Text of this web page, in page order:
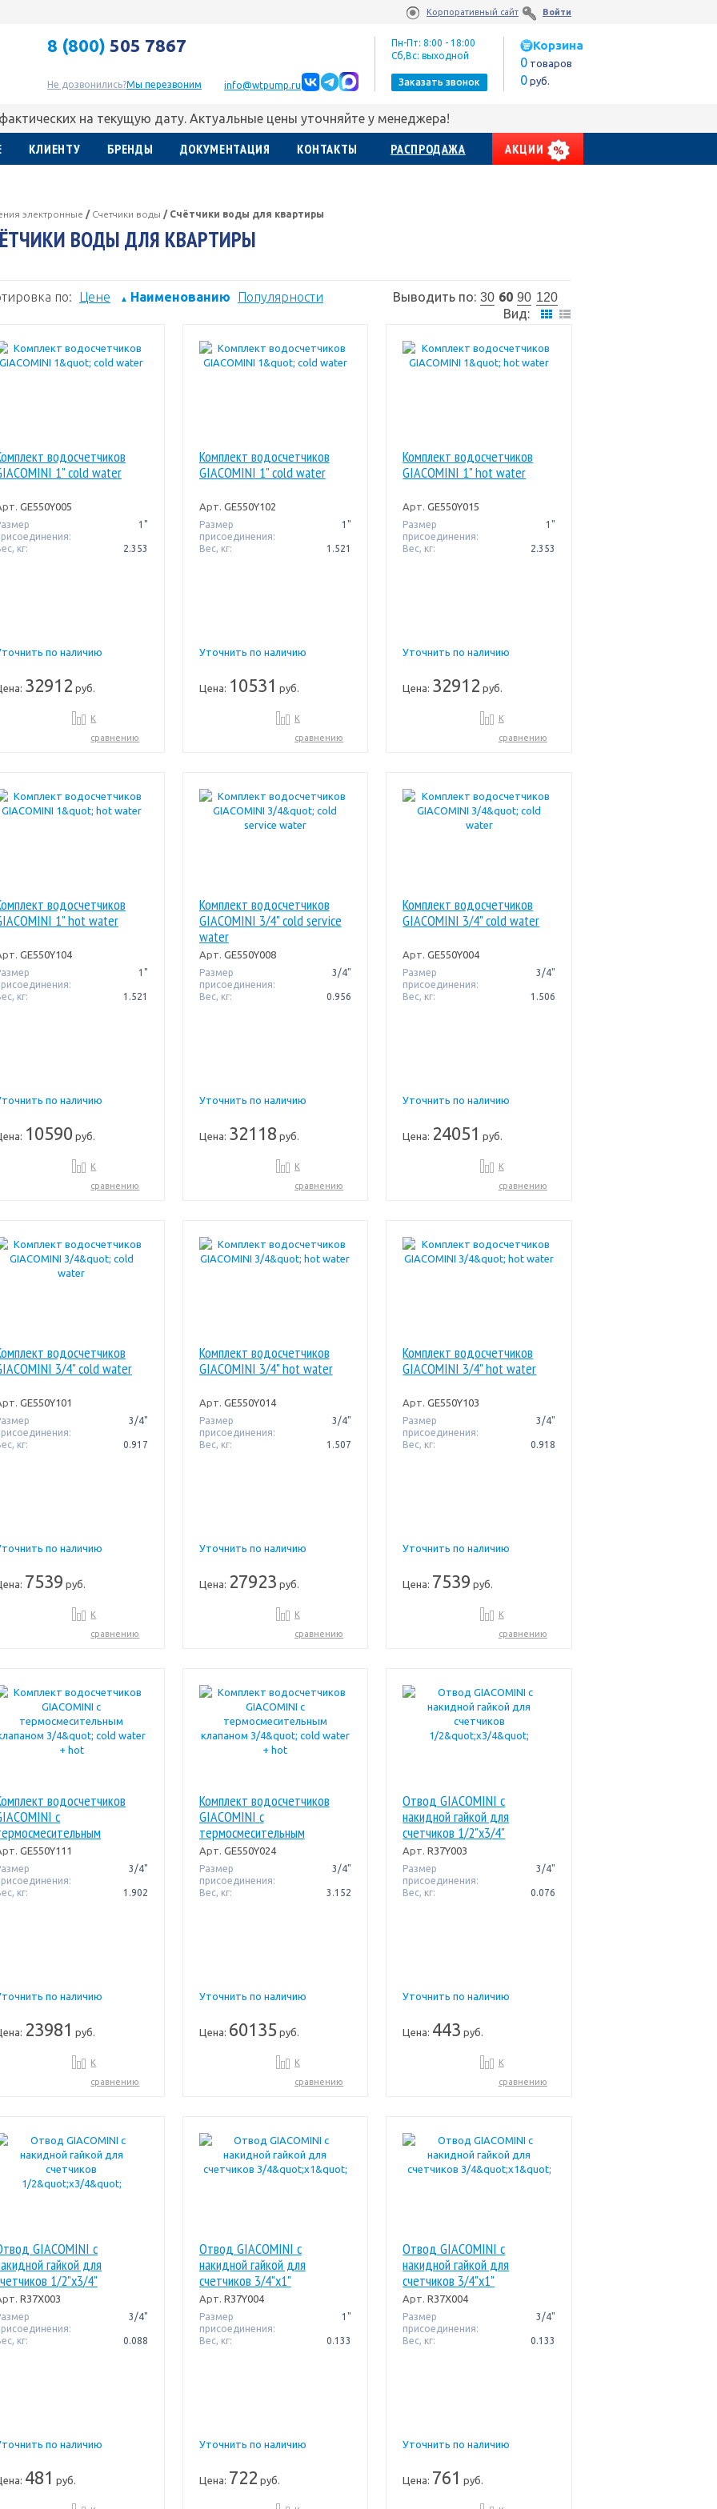
Корпоративный сайт Войти
8 (800) 505 7867
Не дозвонились?Мы перезвоним info@wtpump.ru
Пн-Пт: 8:00 - 18:00
Сб,Вс: выходной
Заказать звонок
Корзина
0 товаров
0 руб.
на текущую дату. Актуальные цены уточняйте у менеджера!
КЛИЕНТУ БРЕНДЫ ДОКУМЕНТАЦИЯ КОНТАКТЫ РАСПРОДАЖА АКЦИИ
электронные / Счетчики воды / Счётчики воды для квартиры
ВОДЫ ДЛЯ КВАРТИРЫ
по: Цене ▲ Наименованию Популярности Выводить по: 30 60 90 120
Вид:
водосчетчиков
1" cold water
GE550Y005
1"
кг: 2.353
по наличию
32912 руб.
К
сравнению
Комплект водосчетчиков
GIACOMINI 1" cold water
Арт. GE550Y102
Размер
присоединения:
1"
Вес, кг: 1.521
Уточнить по наличию
Цена: 10531 руб.
К
сравнению
Комплект водосчетчиков
GIACOMINI 1" hot water
Арт. GE550Y015
Размер
присоединения:
1"
Вес, кг: 2.353
Уточнить по наличию
Цена: 32912 руб.
К
сравнению
водосчетчиков
1" hot water
GE550Y104
1"
кг: 1.521
по наличию
10590 руб.
К
сравнению
Комплект водосчетчиков
GIACOMINI 3/4" cold service
water
Арт. GE550Y008
Размер
присоединения:
3/4"
Вес, кг: 0.956
Уточнить по наличию
Цена: 32118 руб.
К
сравнению
Комплект водосчетчиков
GIACOMINI 3/4" cold water
Арт. GE550Y004
Размер
присоединения:
3/4"
Вес, кг: 1.506
Уточнить по наличию
Цена: 24051 руб.
К
сравнению
водосчетчиков
3/4" cold water
GE550Y101
3/4"
кг: 0.917
по наличию
7539 руб.
К
сравнению
Комплект водосчетчиков
GIACOMINI 3/4" hot water
Арт. GE550Y014
Размер
присоединения:
3/4"
Вес, кг: 1.507
Уточнить по наличию
Цена: 27923 руб.
К
сравнению
Комплект водосчетчиков
GIACOMINI 3/4" hot water
Арт. GE550Y103
Размер
присоединения:
3/4"
Вес, кг: 0.918
Уточнить по наличию
Цена: 7539 руб.
К
сравнению
водосчетчиков
с
3/4" cold water +
GE550Y111
3/4"
кг: 1.902
по наличию
23981 руб.
К
сравнению
Комплект водосчетчиков
GIACOMINI с
термосмесительным
клапаном 3/4" cold water +
hot
Арт. GE550Y024
Размер
присоединения:
3/4"
Вес, кг: 3.152
Уточнить по наличию
Цена: 60135 руб.
К
сравнению
Отвод GIACOMINI с
накидной гайкой для
счетчиков 1/2"x3/4"
Арт. R37Y003
Размер
присоединения:
3/4"
Вес, кг: 0.076
Уточнить по наличию
Цена: 443 руб.
К
сравнению
GIACOMINI с
гайкой для
1/2"x3/4"
R37X003
3/4"
кг: 0.088
по наличию
481 руб.
Отвод GIACOMINI с
накидной гайкой для
счетчиков 3/4"x1"
Арт. R37Y004
Размер
присоединения:
1"
Вес, кг: 0.133
Уточнить по наличию
Цена: 722 руб.
Отвод GIACOMINI с
накидной гайкой для
счетчиков 3/4"x1"
Арт. R37X004
Размер
присоединения:
3/4"
Вес, кг: 0.133
Уточнить по наличию
Цена: 761 руб.